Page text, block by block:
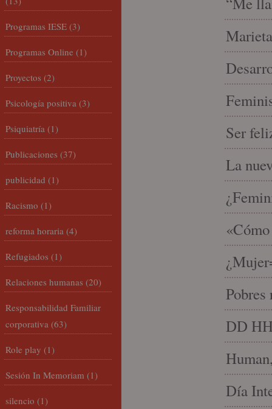
Ser
La
DD
Día
Programas IESE (3)
Programas Online (1)
Proyectos (2)
Psicología positiva (3)
Psiquiatría (1)
Publicaciones (37)
publicidad (1)
Racismo (1)
reforma horaria (4)
Refugiados (1)
Relaciones humanas (20)
Responsabilidad Familiar
corporativa (63)
Role play (1)
Sesión In Memoriam (1)
silencio (1)